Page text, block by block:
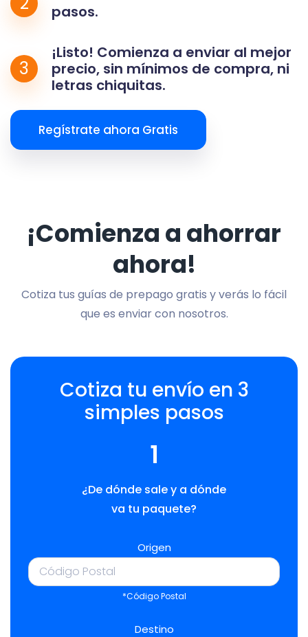
pasos.
3
¡Listo! Comienza a enviar al mejor
precio, sin mínimos de compra, ni
letras chiquitas.
Regístrate ahora Gratis
¡Comienza a ahorrar
ahora!
Cotiza tus guías de prepago gratis y verás lo fácil
que es enviar con nosotros.
Cotiza tu envío en 3
simples pasos
1
¿De dónde sale y a dónde
va tu paquete?
Origen
*Código Postal
Destino